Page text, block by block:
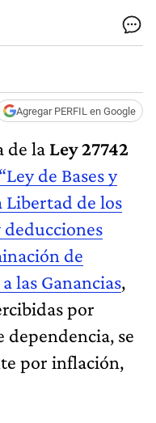
Agregar PERFIL en Google
de la Ley 27742
“Ley de Bases y
Libertad de los
deducciones
de
las Ganancias,
por
dependencia, se
por inflación,